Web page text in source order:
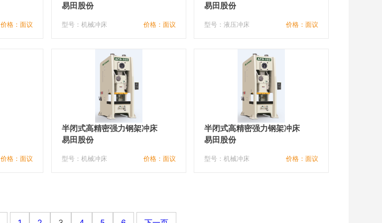
价格：面议
易田股份
型号：机械冲床 价格：面议
易田股份
型号：液压冲床 价格：面议
价格：面议
半闭式高精密强力钢架冲床
易田股份
型号：机械冲床 价格：面议
半闭式高精密强力钢架冲床
易田股份
型号：机械冲床 价格：面议